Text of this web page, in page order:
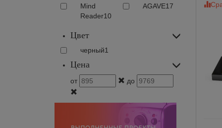
Mind
Reader10
AGAVE17
Цвет
черный1
Цена
от до